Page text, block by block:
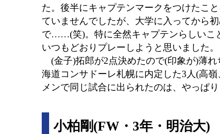
た。後半にキャプテンマークをつけたこ
ていませんでしたが、大学に入ってから
で……(笑)。特に全然キャプテンらしいこ
いつもどおりプレーしようと思いました。
(金子)拓郎が2点決めたので(印象が)薄れ
海道コンサドーレ札幌に内定した3人(高
メンで同じ試合に出られたのは、やっぱ
小柏剛(FW・3年・明治大)